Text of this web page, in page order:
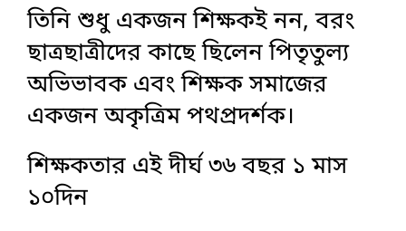
তিনি শুধু একজন শিক্ষকই নন, বরং
ছাত্রছাত্রীদের কাছে ছিলেন পিতৃতুল্য
অভিভাবক এবং শিক্ষক সমাজের
একজন অকৃত্রিম পথপ্রদর্শক।
শিক্ষকতার এই দীর্ঘ ৩৬ বছর ১ মাস
১০দিন